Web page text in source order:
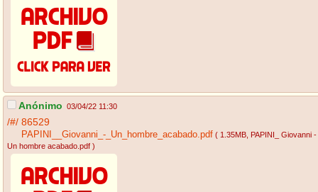
Anónimo 03/04/22 11:30
/#/ 86529
PAPINI__Giovanni_-_Un_hombre_acabado.pdf ( 1.35MB , PAPINI_ Giovanni -
Un hombre acabado.pdf )